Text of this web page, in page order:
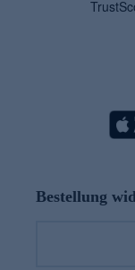
Bestellung